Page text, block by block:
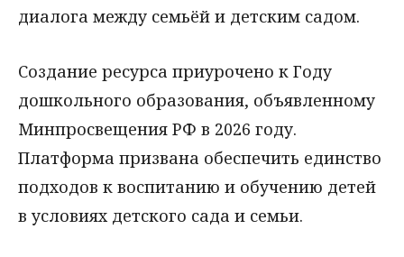
диалога между семьёй и детским садом.
Создание ресурса приурочено к Году
дошкольного образования, объявленному
Минпросвещения РФ в 2026 году.
Платформа призвана обеспечить единство
подходов к воспитанию и обучению детей
в условиях детского сада и семьи.